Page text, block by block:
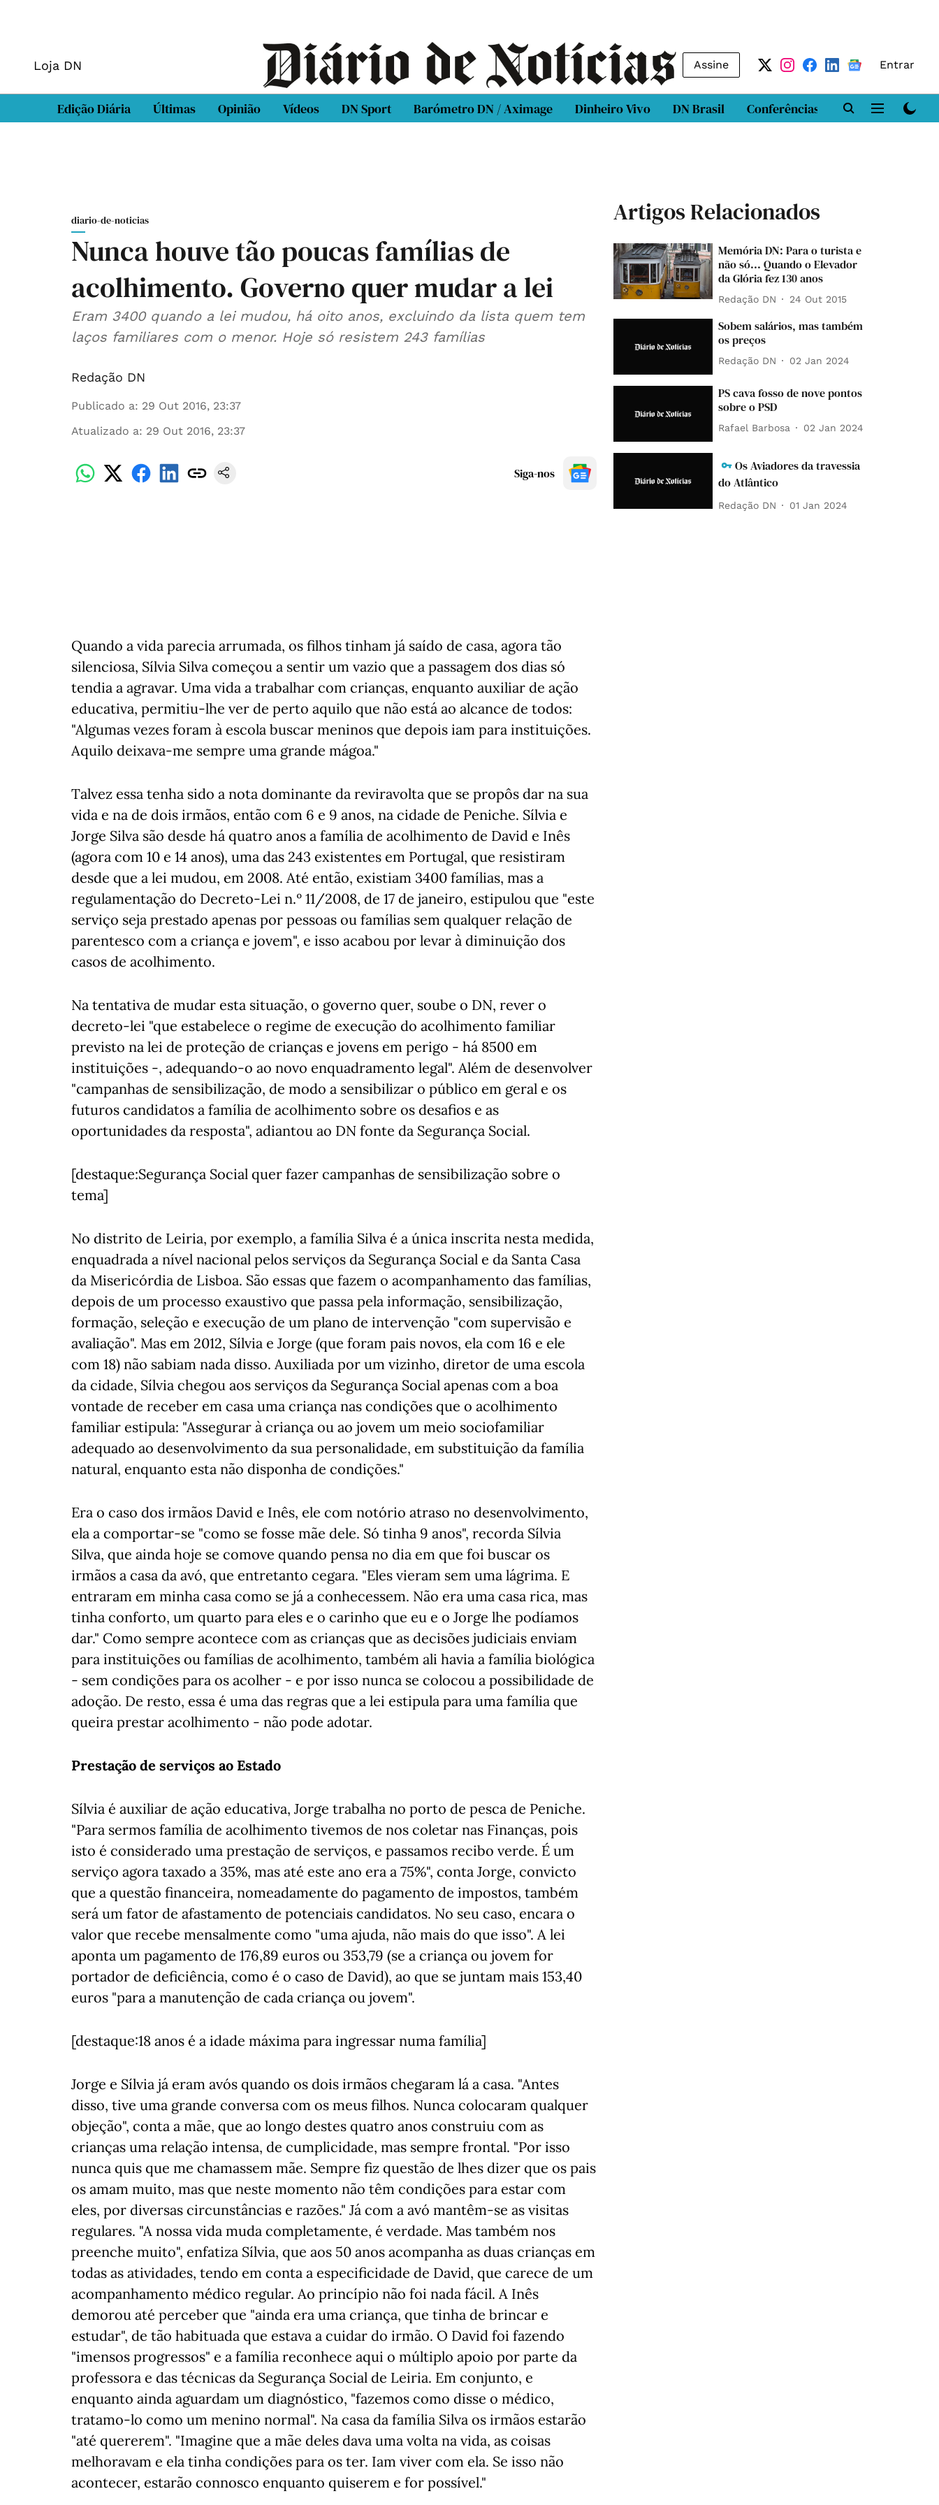
Loja DN Assine Entrar
Edição Diária Últimas Opinião Vídeos DN Sport Barómetro DN / Aximage Dinheiro Vivo DN Brasil Conferências DN LAB
diario-de-noticias
Nunca houve tão poucas famílias de
acolhimento. Governo quer mudar a lei
Eram 3400 quando a lei mudou, há oito anos, excluindo da lista quem tem
laços familiares com o menor. Hoje só resistem 243 famílias
Redação DN
Publicado a: 29 Out 2016, 23:37
Atualizado a: 29 Out 2016, 23:37
Siga-nos
Quando a vida parecia arrumada, os filhos tinham já saído de casa, agora tão
silenciosa, Sílvia Silva começou a sentir um vazio que a passagem dos dias só
tendia a agravar. Uma vida a trabalhar com crianças, enquanto auxiliar de ação
educativa, permitiu-lhe ver de perto aquilo que não está ao alcance de todos:
"Algumas vezes foram à escola buscar meninos que depois iam para instituições.
Aquilo deixava-me sempre uma grande mágoa."
Talvez essa tenha sido a nota dominante da reviravolta que se propôs dar na sua
vida e na de dois irmãos, então com 6 e 9 anos, na cidade de Peniche. Sílvia e
Jorge Silva são desde há quatro anos a família de acolhimento de David e Inês
(agora com 10 e 14 anos), uma das 243 existentes em Portugal, que resistiram
desde que a lei mudou, em 2008. Até então, existiam 3400 famílias, mas a
regulamentação do Decreto-Lei n.º 11/2008, de 17 de janeiro, estipulou que "este
serviço seja prestado apenas por pessoas ou famílias sem qualquer relação de
parentesco com a criança e jovem", e isso acabou por levar à diminuição dos
casos de acolhimento.
Na tentativa de mudar esta situação, o governo quer, soube o DN, rever o
decreto-lei "que estabelece o regime de execução do acolhimento familiar
previsto na lei de proteção de crianças e jovens em perigo - há 8500 em
instituições -, adequando-o ao novo enquadramento legal". Além de desenvolver
"campanhas de sensibilização, de modo a sensibilizar o público em geral e os
futuros candidatos a família de acolhimento sobre os desafios e as
oportunidades da resposta", adiantou ao DN fonte da Segurança Social.
[destaque:Segurança Social quer fazer campanhas de sensibilização sobre o
tema]
No distrito de Leiria, por exemplo, a família Silva é a única inscrita nesta medida,
enquadrada a nível nacional pelos serviços da Segurança Social e da Santa Casa
da Misericórdia de Lisboa. São essas que fazem o acompanhamento das famílias,
depois de um processo exaustivo que passa pela informação, sensibilização,
formação, seleção e execução de um plano de intervenção "com supervisão e
avaliação". Mas em 2012, Sílvia e Jorge (que foram pais novos, ela com 16 e ele
com 18) não sabiam nada disso. Auxiliada por um vizinho, diretor de uma escola
da cidade, Sílvia chegou aos serviços da Segurança Social apenas com a boa
vontade de receber em casa uma criança nas condições que o acolhimento
familiar estipula: "Assegurar à criança ou ao jovem um meio sociofamiliar
adequado ao desenvolvimento da sua personalidade, em substituição da família
natural, enquanto esta não disponha de condições."
Era o caso dos irmãos David e Inês, ele com notório atraso no desenvolvimento,
ela a comportar-se "como se fosse mãe dele. Só tinha 9 anos", recorda Sílvia
Silva, que ainda hoje se comove quando pensa no dia em que foi buscar os
irmãos a casa da avó, que entretanto cegara. "Eles vieram sem uma lágrima. E
entraram em minha casa como se já a conhecessem. Não era uma casa rica, mas
tinha conforto, um quarto para eles e o carinho que eu e o Jorge lhe podíamos
dar." Como sempre acontece com as crianças que as decisões judiciais enviam
para instituições ou famílias de acolhimento, também ali havia a família biológica
- sem condições para os acolher - e por isso nunca se colocou a possibilidade de
adoção. De resto, essa é uma das regras que a lei estipula para uma família que
queira prestar acolhimento - não pode adotar.
Prestação de serviços ao Estado
Sílvia é auxiliar de ação educativa, Jorge trabalha no porto de pesca de Peniche.
"Para sermos família de acolhimento tivemos de nos coletar nas Finanças, pois
isto é considerado uma prestação de serviços, e passamos recibo verde. É um
serviço agora taxado a 35%, mas até este ano era a 75%", conta Jorge, convicto
que a questão financeira, nomeadamente do pagamento de impostos, também
será um fator de afastamento de potenciais candidatos. No seu caso, encara o
valor que recebe mensalmente como "uma ajuda, não mais do que isso". A lei
aponta um pagamento de 176,89 euros ou 353,79 (se a criança ou jovem for
portador de deficiência, como é o caso de David), ao que se juntam mais 153,40
euros "para a manutenção de cada criança ou jovem".
[destaque:18 anos é a idade máxima para ingressar numa família]
Jorge e Sílvia já eram avós quando os dois irmãos chegaram lá a casa. "Antes
disso, tive uma grande conversa com os meus filhos. Nunca colocaram qualquer
objeção", conta a mãe, que ao longo destes quatro anos construiu com as
crianças uma relação intensa, de cumplicidade, mas sempre frontal. "Por isso
nunca quis que me chamassem mãe. Sempre fiz questão de lhes dizer que os pais
os amam muito, mas que neste momento não têm condições para estar com
eles, por diversas circunstâncias e razões." Já com a avó mantêm-se as visitas
regulares. "A nossa vida muda completamente, é verdade. Mas também nos
preenche muito", enfatiza Sílvia, que aos 50 anos acompanha as duas crianças em
todas as atividades, tendo em conta a especificidade de David, que carece de um
acompanhamento médico regular. Ao princípio não foi nada fácil. A Inês
demorou até perceber que "ainda era uma criança, que tinha de brincar e
estudar", de tão habituada que estava a cuidar do irmão. O David foi fazendo
"imensos progressos" e a família reconhece aqui o múltiplo apoio por parte da
professora e das técnicas da Segurança Social de Leiria. Em conjunto, e
enquanto ainda aguardam um diagnóstico, "fazemos como disse o médico,
tratamo-lo como um menino normal". Na casa da família Silva os irmãos estarão
"até quererem". "Imagine que a mãe deles dava uma volta na vida, as coisas
melhoravam e ela tinha condições para os ter. Iam viver com ela. Se isso não
acontecer, estarão connosco enquanto quiserem e for possível."
Artigos Relacionados
Memória DN: Para o turista e
não só... Quando o Elevador
da Glória fez 130 anos
Redação DN 24 Out 2015
Sobem salários, mas também
os preços
Redação DN 02 Jan 2024
PS cava fosso de nove pontos
sobre o PSD
Rafael Barbosa 02 Jan 2024
Os Aviadores da travessia
do Atlântico
Redação DN 01 Jan 2024